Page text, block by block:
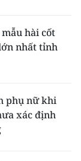
hài cốt
nhất tỉnh
phụ nữ khi
xác định